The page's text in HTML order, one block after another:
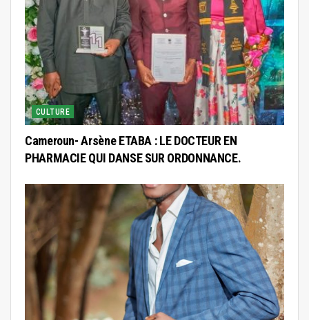
CULTURE
Cameroun- Arsène ETABA : LE DOCTEUR EN
PHARMACIE QUI DANSE SUR ORDONNANCE.